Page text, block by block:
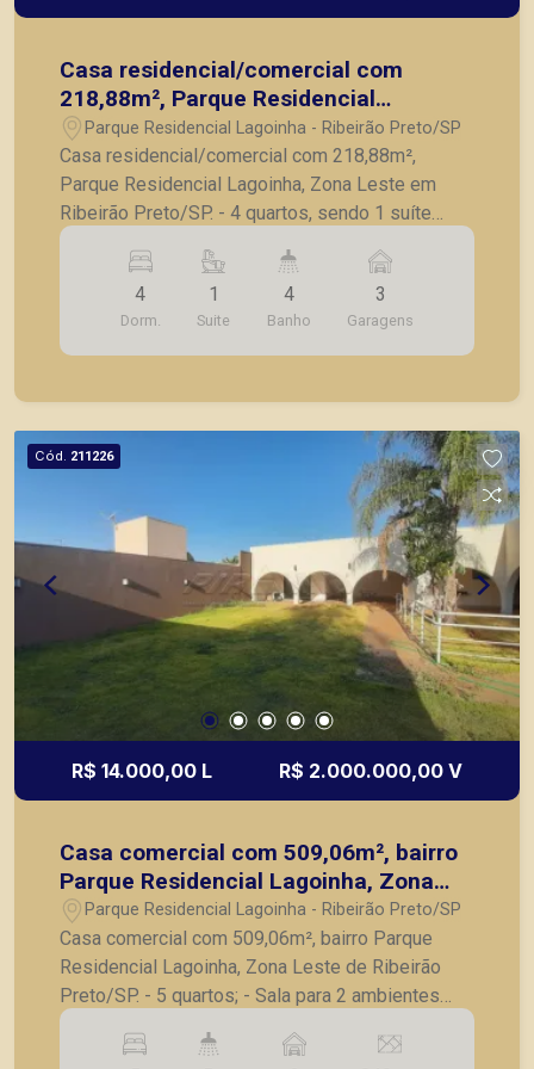
Casa residencial/comercial com
218,88m², Parque Residencial
Lagoinha, Zona Leste em Ribeirão
Preto/SP.
Parque Residencial Lagoinha - Ribeirão Preto/SP
Casa residencial/comercial com 218,88m²,
Parque Residencial Lagoinha, Zona Leste em
Ribeirão Preto/SP. - 4 quartos, sendo 1 suíte
completo em armários; - Banheiro social; - Sala
para 2 ambientes; - Cozinha com armários; -
Lavanderia; - Dependência e banheiro de serviço;
- Quintal; - Ducha; - Varanda gourmet com
churrasqueira; - Piscina; - 3 vagas de garagem. A
de imóveis prontos, usados ou mesmo nos
principais lançamentos da cidade de Ribeirão
4
Dorm.
1
Suite
4
Banho
3
Garagens
Cód. 211226
R$ 14.000,00 L R$ 2.000.000,00 V
Casa comercial com 509,06m², bairro
Parque Residencial Lagoinha, Zona
Leste de Ribeirão Preto/SP.
Parque Residencial Lagoinha - Ribeirão Preto/SP
Casa comercial com 509,06m², bairro Parque
Residencial Lagoinha, Zona Leste de Ribeirão
Preto/SP. - 5 quartos; - Sala para 2 ambientes
com painel para tv; - Cozinha planejada com
cooktop, coifa e forno; - Despensa; - Lavanderia